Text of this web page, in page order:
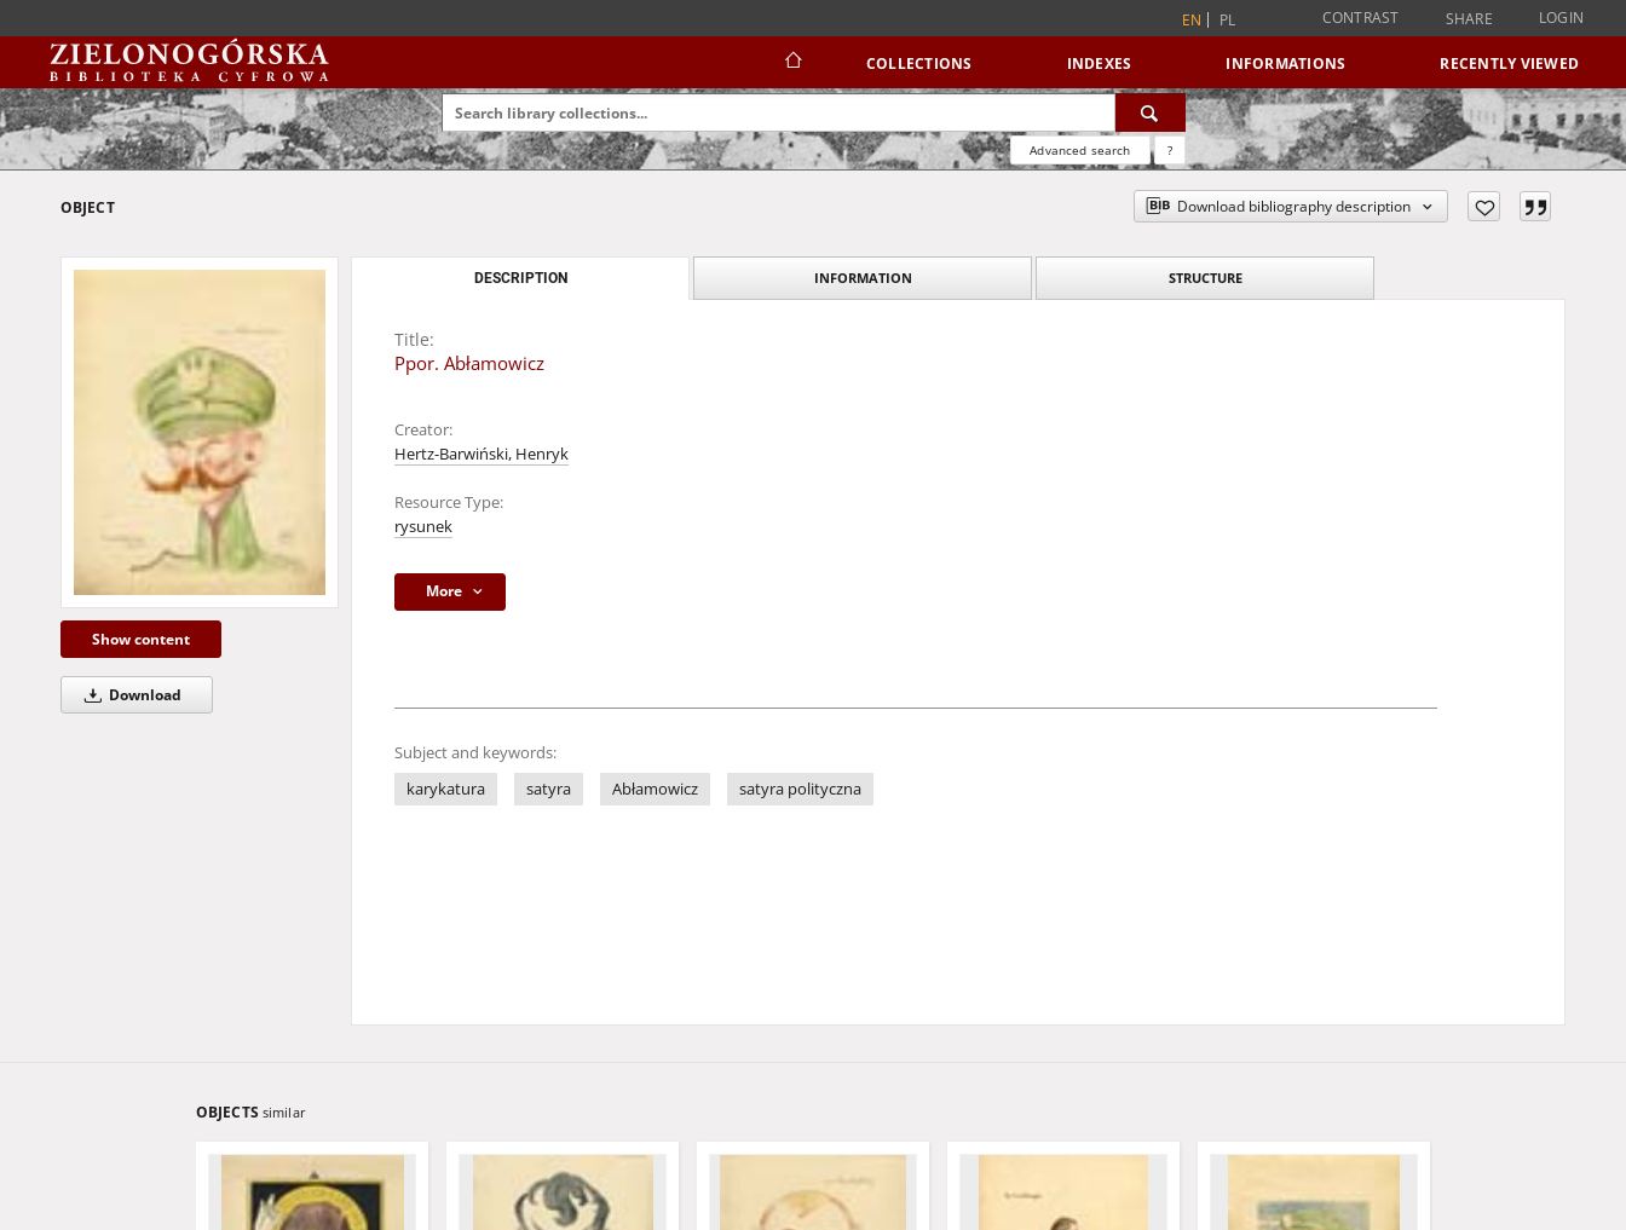
EN PL CONTRAST SHARE LOGIN
COLLECTIONS INDEXES INFORMATIONS RECENTLY VIEWED
Advanced search ?
OBJECT Download bibliography description
Show content
Download
DESCRIPTION INFORMATION STRUCTURE
Title:
Ppor. Abłamowicz
Creator:
Hertz-Barwiński, Henryk
Resource Type:
rysunek
More
Subject and keywords:
karykatura
satyra Abłamowicz satyra polityczna
OBJECTS similar